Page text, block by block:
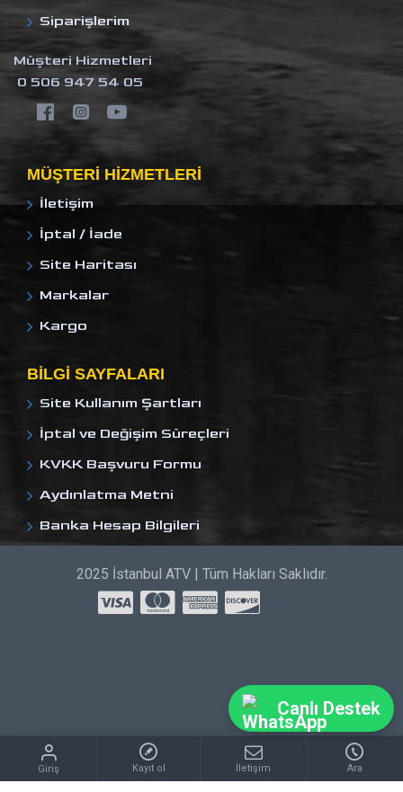
Siparişlerim
Müşteri Hizmetleri
0 506 947 54 05
MÜŞTERI HIZMETLERI
İletişim
İptal / İade
Site Haritası
Markalar
Kargo
BILGI SAYFALARI
Site Kullanım Şartları
İptal ve Değişim Süreçleri
KVKK Başvuru Formu
Aydınlatma Metni
Banka Hesap Bilgileri
2025 İstanbul ATV | Tüm Hakları Saklıdır.
Giriş Kayıt ol İletişim Ara
Canlı Destek